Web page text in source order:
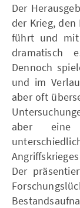
Der
der Krieg, den
führt und mit
dramatisch
Dennoch
und im
aber oft
aber eine
Der